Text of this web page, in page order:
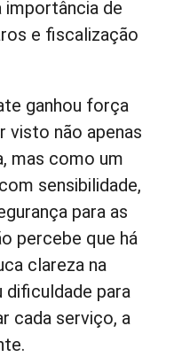
importância de
e fiscalização
ganhou força
visto não apenas
mas como um
sensibilidade,
para as
percebe que há
clareza na
para
cada serviço, a